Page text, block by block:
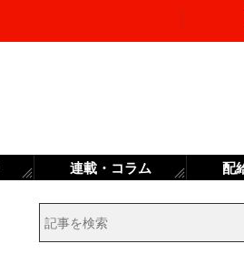
連載・コラム 配